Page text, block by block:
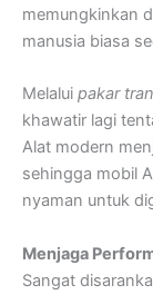
memungkinkan
manusia biasa
Melalui pakar
khawatir lagi
Alat modern
sehingga mobil
nyaman untuk
Menjaga
Sangat